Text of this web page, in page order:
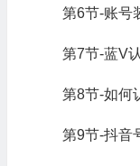
第6节-账号
第7节-蓝V
第8节-如何
第9节-抖音